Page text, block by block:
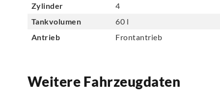
Zylinder
4
Tankvolumen
60 l
Antrieb
Frontantrieb
Weitere Fahrzeugdaten